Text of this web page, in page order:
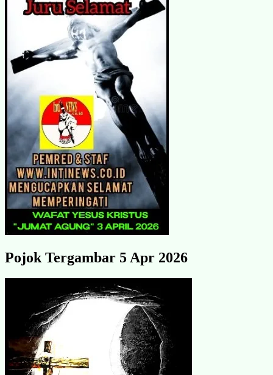
Pojok Tergambar 5 Apr 2026